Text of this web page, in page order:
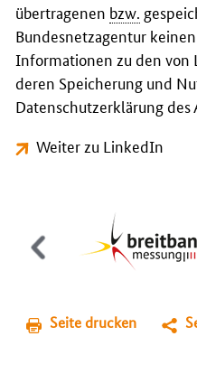
übertragenen bzw.
Bundesnetzagentur
Informationen zu den von
deren Speicherung und
Datenschutzerklärung des
Weiter zu LinkedIn
Seite drucken